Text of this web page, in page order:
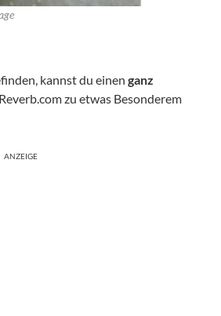
kannst du einen ganz
zu etwas Besonderem
ANZEIGE